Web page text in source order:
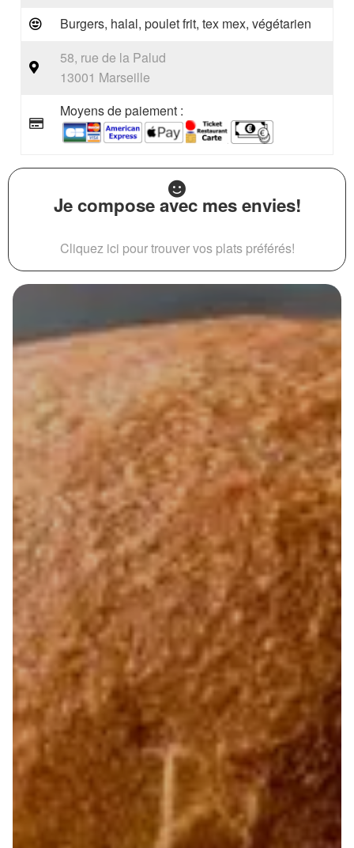
Burgers, halal, poulet frit, tex mex, végétarien
58, rue de la Palud
13001 Marseille
Moyens de paiement :
Je compose avec mes envies!
Cliquez ici pour trouver vos plats préférés!